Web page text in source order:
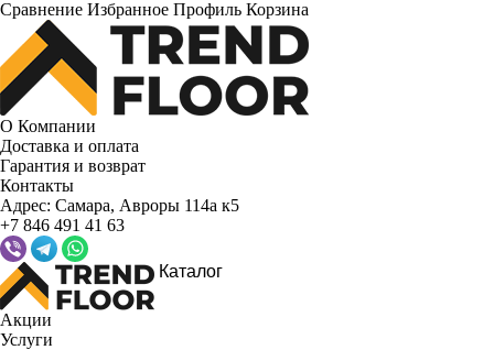
Сравнение Избранное Профиль Корзина
О Компании
Доставка и оплата
Гарантия и возврат
Контакты
Адрес: Самара, Авроры 114а к5
+7 846 491 41 63
Каталог
Акции
Услуги